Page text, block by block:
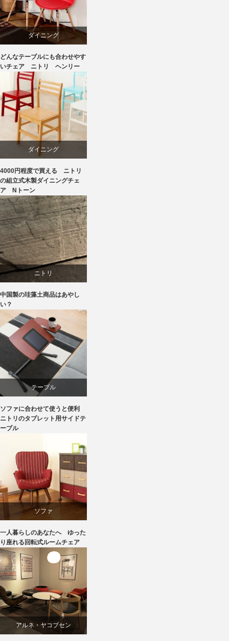
飛騨高山
ダイニング
ニトリ
椅子
どんなテーブルにも合わせやす
いチェア ニトリ ヘンリー
ダイニング
ニトリ
ラバー
椅子
4000円程度で買える ニトリ
の組立式木製ダイニングチェ
ア Nトーン
ニトリ
マーケティング
中国製の珪藻土商品はあやし
い？
テーブル
ニトリ
ソファに合わせて使うと便利
ニトリのタブレット用サイドテ
ーブル
ソファ
パーソナルチェア
リビングダイニング
回転椅子
一人暮らしのあなたへ ゆった
り座れる回転式ルームチェア
アルネ・ヤコブセン